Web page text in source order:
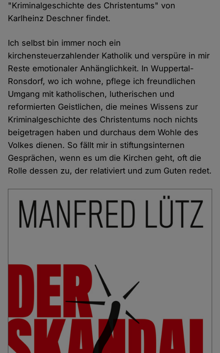
"Kriminalgeschichte des Christentums" von
Karlheinz Deschner findet.
Ich selbst bin immer noch ein
kirchensteuerzahlender Katholik und verspüre in mir
Reste emotionaler Anhänglichkeit. In Wuppertal-
Ronsdorf, wo ich wohne, pflege ich freundlichen
Umgang mit katholischen, lutherischen und
reformierten Geistlichen, die meines Wissens zur
Kriminalgeschichte des Christentums noch nichts
beigetragen haben und durchaus dem Wohle des
Volkes dienen. So fällt mir in stiftungsinternen
Gesprächen, wenn es um die Kirchen geht, oft die
Rolle dessen zu, der relativiert und zum Guten redet.